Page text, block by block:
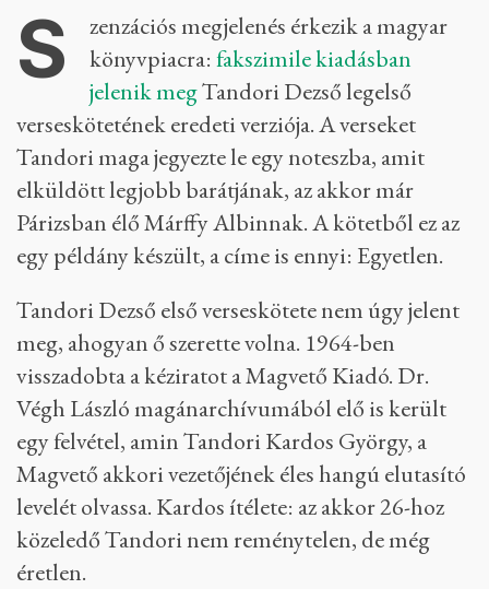
S
zenzációs megjelenés érkezik a magyar
könyvpiacra: fakszimile kiadásban
jelenik megTandori Dezső legelső
verseskötetének eredeti verziója. A verseket
Tandori maga jegyezte le egy noteszba, amit
elküldött legjobb barátjának, az akkor már
Párizsban élő Márffy Albinnak. A kötetből ez az
egy példány készült, a címe is ennyi: Egyetlen.
Tandori Dezső első verseskötete nem úgy jelent
meg, ahogyan ő szerette volna. 1964-ben
visszadobta a kéziratot a Magvető Kiadó. Dr.
Végh László magánarchívumából elő is került
egy felvétel, amin Tandori Kardos György, a
Magvető akkori vezetőjének éles hangú elutasító
levelét olvassa. Kardos ítélete: az akkor 26-hoz
közeledő Tandori nem reménytelen, de még
éretlen.